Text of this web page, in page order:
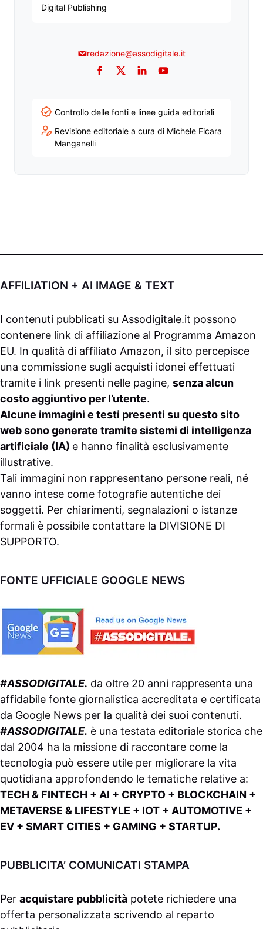
Digital Publishing
redazione@assodigitale.it
Facebook
TwitterLinkedInYouTube
Controllo delle fonti e linee guida editoriali
Revisione editoriale a cura di Michele Ficara
Manganelli
AFFILIATION + AI IMAGE & TEXT
I contenuti pubblicati su Assodigitale.it possono
contenere link di affiliazione al Programma Amazon
EU. In qualità di affiliato Amazon, il sito percepisce
una commissione sugli acquisti idonei effettuati
tramite i link presenti nelle pagine, senza alcun
costo aggiuntivo per l’utente.
Alcune immagini e testi presenti su questo sito
web sono generate tramite sistemi di intelligenza
artificiale (IA) e hanno finalità esclusivamente
illustrative.
Tali immagini non rappresentano persone reali, né
vanno intese come fotografie autentiche dei
soggetti. Per chiarimenti, segnalazioni o istanze
formali è possibile contattare la DIVISIONE DI
SUPPORTO.
FONTE UFFICIALE GOOGLE NEWS
#ASSODIGITALE. da oltre 20 anni rappresenta una
affidabile fonte giornalistica accreditata e certificata
da Google News per la qualità dei suoi contenuti.
#ASSODIGITALE. è una testata editoriale storica che
dal 2004 ha la missione di raccontare come la
tecnologia può essere utile per migliorare la vita
quotidiana approfondendo le tematiche relative a:
TECH & FINTECH + AI + CRYPTO + BLOCKCHAIN +
METAVERSE & LIFESTYLE + IOT + AUTOMOTIVE +
EV + SMART CITIES + GAMING + STARTUP.
PUBBLICITA’ COMUNICATI STAMPA
Per acquistare pubblicità potete richiedere una
offerta personalizzata scrivendo al reparto